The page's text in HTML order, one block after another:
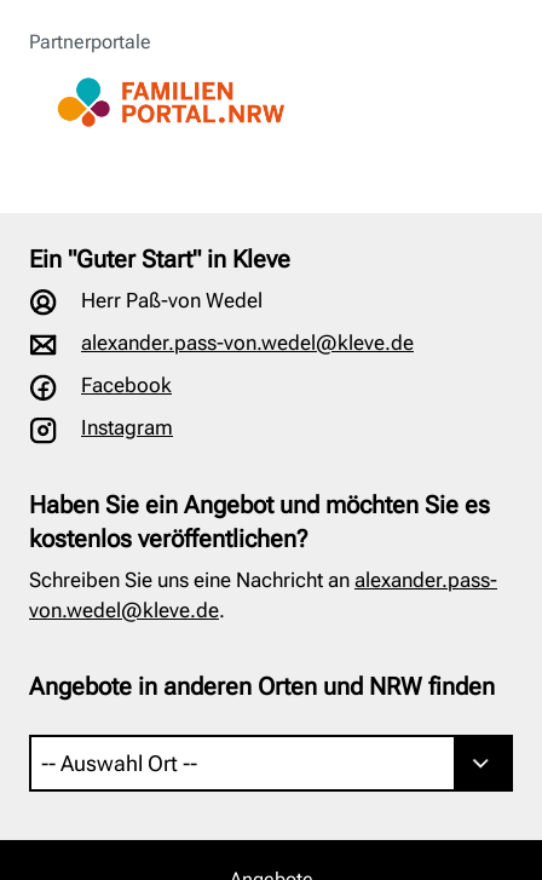
Partnerportale
Ein "Guter Start" in Kleve
Herr Paß-von Wedel
alexander.pass-von.wedel@kleve.de
Facebook
Instagram
Haben Sie ein Angebot und möchten Sie es
kostenlos veröffentlichen?
Schreiben Sie uns eine Nachricht an alexander.pass-
von.wedel@kleve.de.
Angebote in anderen Orten und NRW finden